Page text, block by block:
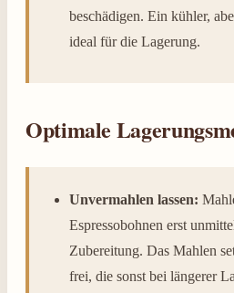
beschädigen. Ein kühler,
ideal für die Lagerung.
Optimale
Unvermahlen lassen:
Espressobohnen erst
Zubereitung. Das Mahlen
frei, die sonst bei längerer